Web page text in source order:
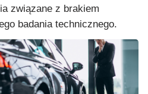
związane z brakiem
badania technicznego.